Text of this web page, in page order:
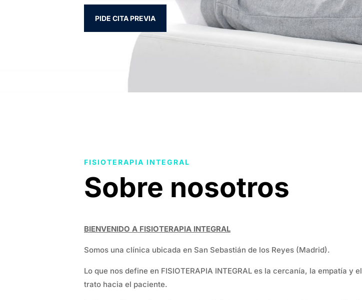
PIDE CITA PREVIA
FISIOTERAPIA INTEGRAL
Sobre nosotros
BIENVENIDO A FISIOTERAPIA INTEGRAL
Somos una clínica ubicada en San Sebastián de los Reyes (Madrid).
Lo que nos define en FISIOTERAPIA INTEGRAL es la cercanía, la empatía y el
trato hacia el paciente.